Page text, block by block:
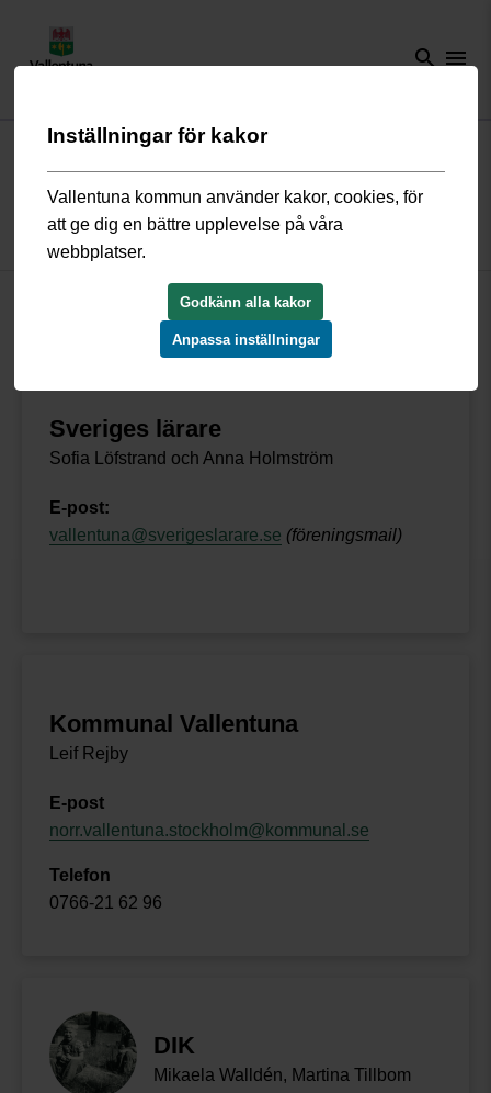
search menu
Start/Näringsliv och arbete/ Arbeta hos oss
Lokala fackliga företrädare
Nedan hittar du kontaktuppgifter till de arbetstagare som utsetts
att företräda de anställda i fackliga frågor.
Sveriges lärare
Sofia Löfstrand och Anna Holmström
E-post:
vallentuna@sverigeslarare.se (föreningsmail)
Kommunal Vallentuna
Leif Rejby
E-post
norr.vallentuna.stockholm@kommunal.se
Telefon
0766-21 62 96
DIK
Mikaela Walldén, Martina Tillbom
Inställningar för kakor
Vallentuna kommun använder kakor, cookies, för
att ge dig en bättre upplevelse på våra
webbplatser.
Godkänn alla kakor
Anpassa inställningar